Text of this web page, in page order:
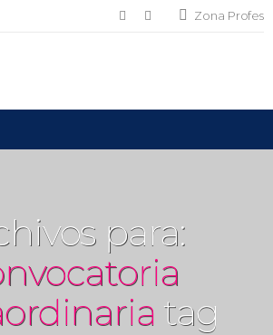
Zona Profes
menu
para:
tag